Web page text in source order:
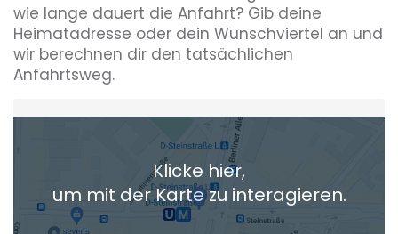
wie lange dauert die Anfahrt? Gib deine
Heimatadresse oder dein Wunschviertel an und
wir berechnen dir den tatsächlichen
Anfahrtsweg.
Heimatadresse oder Wunschort
+ Aktuellen Standort hinzufügen
Die berechneten Anreisezeiten basieren auf den
Klicke hier,
um mit der Karte zu interagieren.